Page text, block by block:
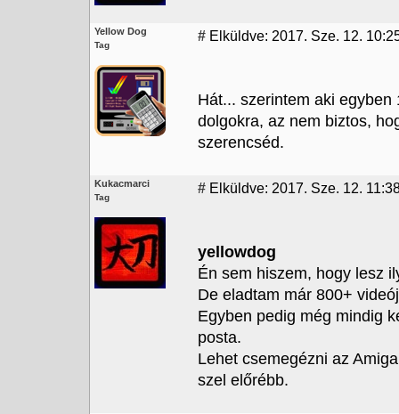
Yellow Dog
Tag
# Elküldve: 2017. Sze. 12.
Hát... szerintem aki
dolgokra, az nem biztos,
szerencséd.
Kukacmarci
Tag
# Elküldve: 2017. Sze. 12.
yellowdog
Én sem hiszem, hogy lesz
De eladtam már 800+
Egyben pedig még mindig
posta.
Lehet csemegézni az
szel előrébb.